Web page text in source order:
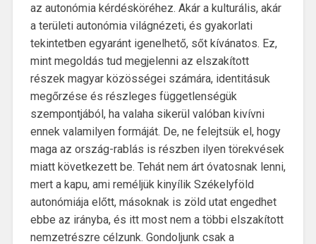
az autonómia kérdésköréhez. Akár a kulturális, akár
a területi autonómia világnézeti, és gyakorlati
tekintetben egyaránt igenelhető, sőt kívánatos. Ez,
mint megoldás tud megjelenni az elszakított
részek magyar közösségei számára, identitásuk
megőrzése és részleges függetlenségük
szempontjából, ha valaha sikerül valóban kivívni
ennek valamilyen formáját. De, ne felejtsük el, hogy
maga az ország-rablás is részben ilyen törekvések
miatt következett be. Tehát nem árt óvatosnak lenni,
mert a kapu, ami reméljük kinyílik Székelyföld
autonómiája előtt, másoknak is zöld utat engedhet
ebbe az irányba, és itt most nem a többi elszakított
nemzetrészre célzunk. Gondoljunk csak a